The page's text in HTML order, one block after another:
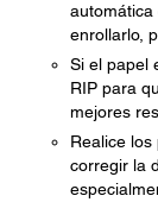
automática
enrollarlo,
Si el papel
RIP para
mejores
Realice
corregir la